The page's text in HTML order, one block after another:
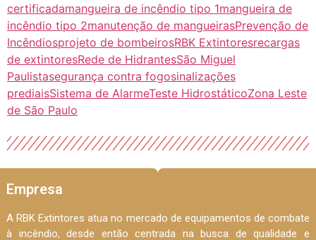
certificadamangueira de incêndio tipo 1mangueira de
incêndio tipo 2manutenção de mangueirasPrevenção de
Incêndiosprojeto de bombeirosRBK Extintoresrecargas
de extintoresRede de HidrantesSão Miguel
Paulistasegurança contra fogosinalizações
prediaisSistema de AlarmeTeste HidrostáticoZona Leste
de São Paulo
Empresa
A RBK Extintores atua no mercado de equipamentos de combate
à incêndio, desde então centrada na busca de qualidade e